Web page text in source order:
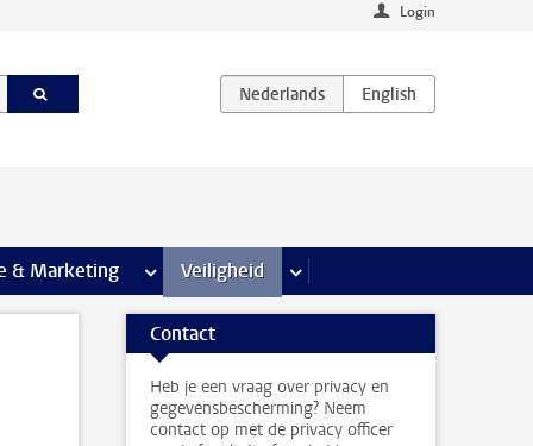
Login
& Marketing meer Communicatie & Marketing pagina’s
Veiligheid meer Veiligheid pagina’s
Contact
Heb je een vraag over privacy en
gegevensbescherming? Neem
contact op met de privacy officer